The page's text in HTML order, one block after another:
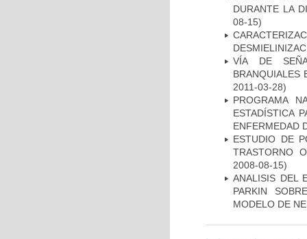
DURANTE LA
08-15)
VÍA DE
BRANQUIALES
2011-03-28)
PROGRAMA
ESTADÍSTICA
ENFERMEDAD
ESTUDIO DE
TRASTORNO
2008-08-15)
ANALISIS DEL
PARKIN
MODELO DE